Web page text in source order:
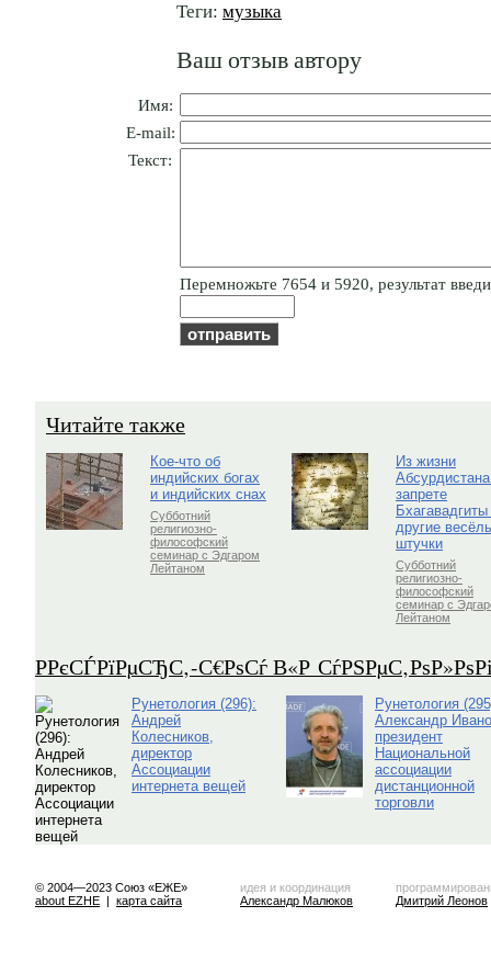
Теги: музыка
Ваш отзыв автору
Имя:
E-mail:
Текст:
Пepeмнoжьтe 7654 и 5920, результат
Читайте также
Кое-что об
индийских богах
и индийских снах
Субботний
религиозно-
философский
семинар с Эдгаром
Лейтаном
Из жизни
запрете
Бхагавадгиты
другие
штучки
Субботний
религиозно-
философский
семинар с
Лейтаном
Р­РєСЃРїРµСЂС‚-С€РѕСѓ В«Р
Рунетология (296):
Андрей
Колесников,
директор
Ассоциации
интернета вещей
Рунетология
Александр
президент
Национальной
ассоциации
дистанционной
торговли
© 2004—2023 Союз «ЕЖЕ»
about EZHE | карта сайта
идея и координация
Александр Малюков
Дмитрий Леонов